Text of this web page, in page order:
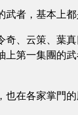
武者，基本上
奇、云策、葉
上第一集團的
也在各家掌門